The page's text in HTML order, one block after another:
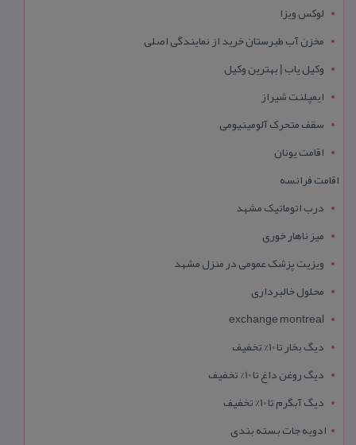
لوکس ویزا
مخزن آب طبرستان خرید از نمایندگی اصلی
وکیل یاب | بهترین وکیل
ایمپلنت شیراز
سقف متحرک آلومینیومی
اقامت یونان
اقامت فرانسه
درب اتوماتیک مشهد
میز ناهار خوری
ویزیت پزشک عمومی در منزل مشهد
محلول خالبرداری
exchange montreal
دیگ بخار تا 10% تخفیف
دیگ روغن داغ تا 10% تخفیف
دیگ آبگرم تا 10% تخفیف
ادویه جات بسته بندی